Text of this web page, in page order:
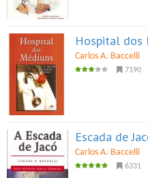
Hospital dos
Carlos A. Baccelli
7190
Escada de
Carlos A. Baccelli
6331